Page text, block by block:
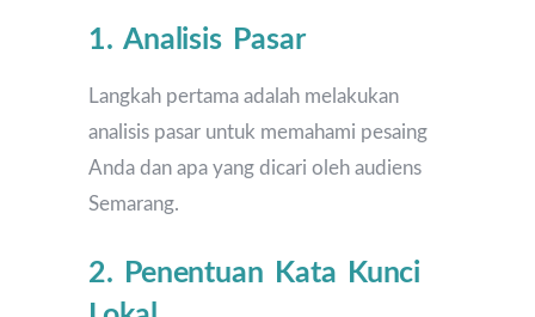
1. Analisis Pasar
Langkah pertama adalah melakukan
analisis pasar untuk memahami pesaing
Anda dan apa yang dicari oleh audiens
Semarang.
2. Penentuan Kata Kunci